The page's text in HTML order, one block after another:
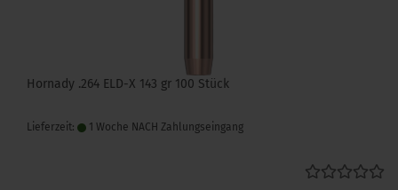
Hornady .264 ELD-X 143 gr 100 Stück
Lieferzeit: 1 Woche NACH Zahlungseingang